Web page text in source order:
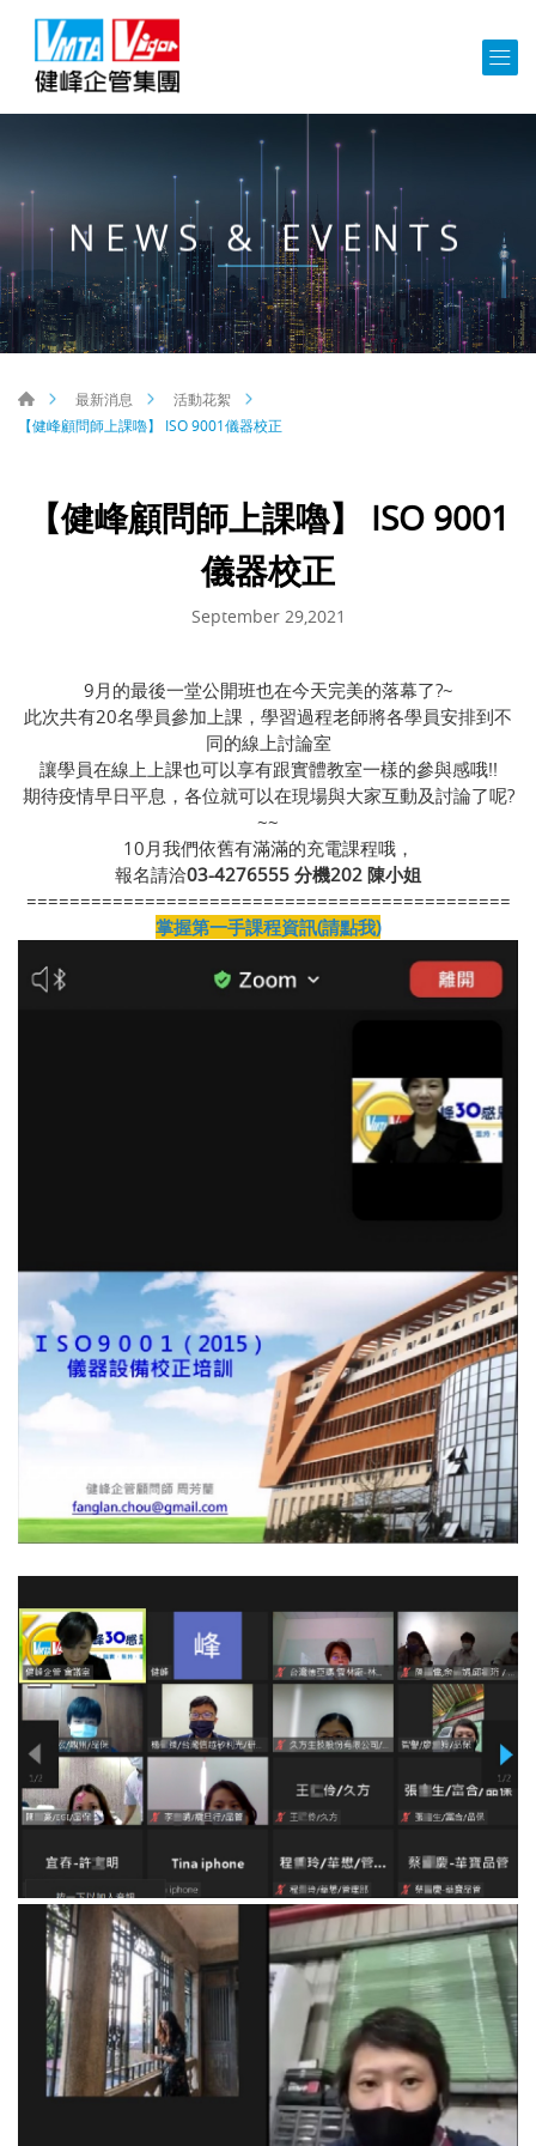
NEWS & EVENTS
最新消息
活動花絮
【健峰顧問師上課嚕】 ISO 9001儀器校正
【健峰顧問師上課嚕】 ISO 9001
儀器校正
September 29,2021
9月的最後一堂公開班也在今天完美的落幕了?~
此次共有20名學員參加上課，學習過程老師將各學員安排到不
同的線上討論室
讓學員在線上上課也可以享有跟實體教室一樣的參與感哦!!
期待疫情早日平息，各位就可以在現場與大家互動及討論了呢?
~~
10月我們依舊有滿滿的充電課程哦，
報名請洽03-4276555 分機202 陳小姐
=============================================
掌握第一手課程資訊(請點我)